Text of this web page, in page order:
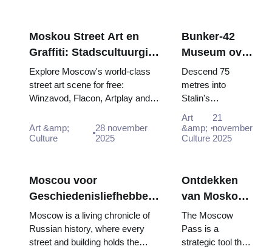
Moskou Street Art en
Graffiti: Stadscultuurgids
met de Moscow Pass
(2025-2026)
Explore Moscow's world-class
street art scene for free:
Winzavod, Flacon, Artplay and
Mosco...
Art &amp;
Culture
28 november
2025
Bunker-42
Museum over
de Koude
Oorlog:
Diepgaande
gids voor
bezoekers
Descend 75
metres into
Stalin's
nuclear
command
"Nuclear Strike"
show includ...
Art
&amp;
Culture
21
november
2025
Moscou voor
Geschiedenisliefhebbers:
Volledige Tijdlijntocht
met de Pass
Moscow is a living chronicle of
Russian history, where every
street and building holds the
Ontdekken
van Moskou
met de
Kleine: Het
Maximale uit
The Moscow
Pass is a
strategic tool that